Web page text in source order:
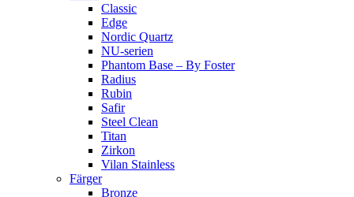
Classic
Edge
Nordic Quartz
NU-serien
Phantom Base – By Foster
Radius
Rubin
Safir
Steel Clean
Titan
Zirkon
Vilan Stainless
Färger
Bronze